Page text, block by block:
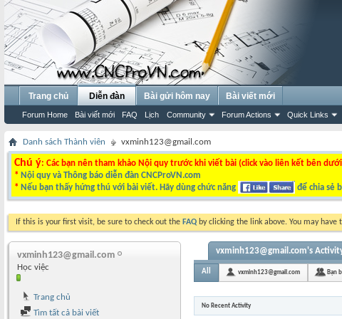
Trang chủ Diễn đàn
Forum Home Bài viết mới FAQ Lịch Community Forum Actions Quick Links
Bài gửi hôm nay Bài viết mới
Danh sách Thành viên vxminh123@gmail.com
Chú ý: Các bạn nên tham khảo Nội quy trước khi viết bài (click vào liên kết bên
* Nội quy và Thông báo diễn đàn CNCProVN.com
* Nếu bạn thấy hứng thú với bài viết. Hãy dùng chức năng để chia sẻ
If this is your first visit, be sure to check out the FAQ by clicking the link above. You may have
vxminh123@gmail.com
Học việc
Trang chủ
Tìm tất cả bài viết
vxminh123@gmail.com's
All vxminh123@gmail.com Bạn
No Recent Activity